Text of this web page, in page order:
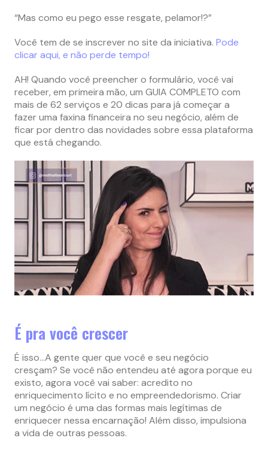
“Mas como eu pego esse resgate, pelamor!?”
Você tem de se inscrever no site da iniciativa. Pode
clicar aqui, e não perde tempo!
AH! Quando você preencher o formulário, você vai
receber, em primeira mão, um GUIA COMPLETO com
mais de 62 serviços e 20 dicas para já começar a
fazer uma faxina financeira no seu negócio, além de
ficar por dentro das novidades sobre essa plataforma
que está chegando.
É pra você crescer
É isso…A gente quer que você e seu negócio
cresçam? Se você não entendeu até agora porque eu
existo, agora você vai saber: acredito no
enriquecimento lícito e no empreendedorismo. Criar
um negócio é uma das formas mais legítimas de
enriquecer nessa encarnação! Além disso, impulsiona
a vida de outras pessoas.